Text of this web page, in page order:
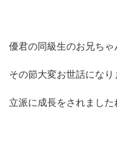
優君の同級生のお兄ちゃ
その節大変お世話になり
立派に成長をされました